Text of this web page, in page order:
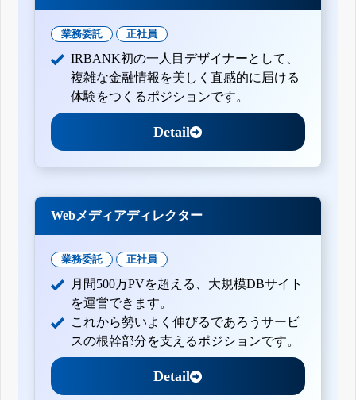
業務委託 正社員
IRBANK初の一人目デザイナーとして、
複雑な金融情報を美しく直感的に届ける
体験をつくるポジションです。
Detail
Webメディアディレクター
業務委託 正社員
月間500万PVを超える、大規模DBサイト
を運営できます。
これから勢いよく伸びるであろうサービ
スの根幹部分を支えるポジションです。
Detail